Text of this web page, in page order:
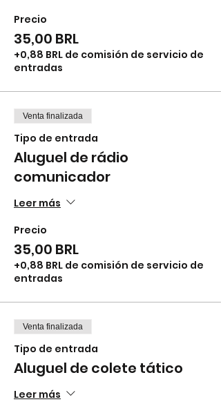
Precio
35,00 BRL
+0,88 BRL de comisión de servicio de
entradas
Venta finalizada
Tipo de entrada
Aluguel de rádio
comunicador
Leer más
Precio
35,00 BRL
+0,88 BRL de comisión de servicio de
entradas
Venta finalizada
Tipo de entrada
Aluguel de colete tático
Leer más